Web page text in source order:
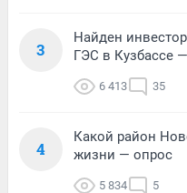
3
Найден
ГЭС в Кузбассе
6 413 35
4
Какой район
жизни — опрос
5 834 5